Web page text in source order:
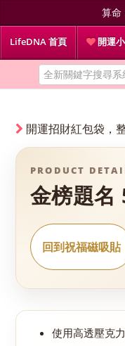
算命
LifeDNA 首頁 開運
開運招財紅包袋，
PRODUCT
金榜題
回到祝福磁吸貼
使用高透壓克